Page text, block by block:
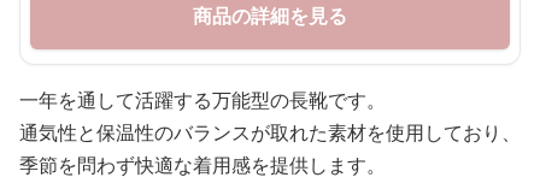
商品の詳細を見る
一年を通して活躍する万能型の長靴です。
通気性と保温性のバランスが取れた素材を使用しており、
季節を問わず快適な着用感を提供します。